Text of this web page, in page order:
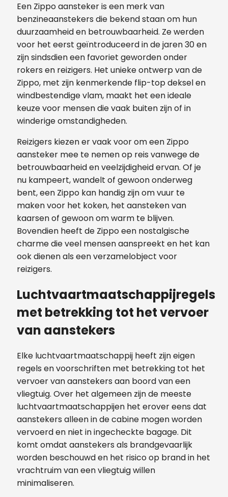
Een Zippo aansteker is een merk van
benzineaanstekers die bekend staan om hun
duurzaamheid en betrouwbaarheid. Ze werden
voor het eerst geïntroduceerd in de jaren 30 en
zijn sindsdien een favoriet geworden onder
rokers en reizigers. Het unieke ontwerp van de
Zippo, met zijn kenmerkende flip-top deksel en
windbestendige vlam, maakt het een ideale
keuze voor mensen die vaak buiten zijn of in
winderige omstandigheden.
Reizigers kiezen er vaak voor om een Zippo
aansteker mee te nemen op reis vanwege de
betrouwbaarheid en veelzijdigheid ervan. Of je
nu kampeert, wandelt of gewoon onderweg
bent, een Zippo kan handig zijn om vuur te
maken voor het koken, het aansteken van
kaarsen of gewoon om warm te blijven.
Bovendien heeft de Zippo een nostalgische
charme die veel mensen aanspreekt en het kan
ook dienen als een verzamelobject voor
reizigers.
Luchtvaartmaatschappijregels
met betrekking tot het vervoer
van aanstekers
Elke luchtvaartmaatschappij heeft zijn eigen
regels en voorschriften met betrekking tot het
vervoer van aanstekers aan boord van een
vliegtuig. Over het algemeen zijn de meeste
luchtvaartmaatschappijen het erover eens dat
aanstekers alleen in de cabine mogen worden
vervoerd en niet in ingecheckte bagage. Dit
komt omdat aanstekers als brandgevaarlijk
worden beschouwd en het risico op brand in het
vrachtruim van een vliegtuig willen
minimaliseren.